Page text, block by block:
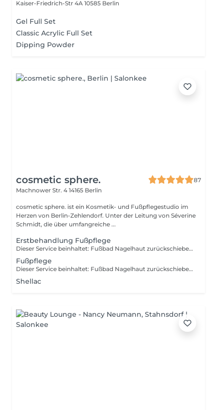
Kaiser-Friedrich-Str 4A 10585 Berlin
Gel Full Set
Classic Acrylic Full Set
Dipping Powder
cosmetic sphere.
87
Machnower Str. 4 14165 Berlin
cosmetic sphere. ist ein Kosmetik- und Fußpflegestudio im
Herzen von Berlin-Zehlendorf. Unter der Leitung von Séverine
Schmidt, die über umfangreiche ...
Erstbehandlung Fußpflege
Dieser Service beinhaltet: Fußbad Nagelhaut zurückschieben oder entfernen Hornhaut entfernen Nägel feilen, kürzen und formen Fuß- und Nagelprobleme behandeln (eingewachsene Nägel, Hühneraugen, Pilze etc.) Abschlusspflege Fußcreme medizinische Beratung Welche Marken werden verwendet: Camillen Ocean Pharma
Fußpflege
Dieser Service beinhaltet: Fußbad Nagelhaut zurückschieben oder entfernen Hornhaut entfernen Nägel feilen, kürzen und formen Abschlusspflege Fußcreme Fußmassage (falls gebucht) Nägel lackieren (falls gebucht) medizinische Beratung Welche Marken werden verwendet: Camillen Ocean Pharma
Shellac